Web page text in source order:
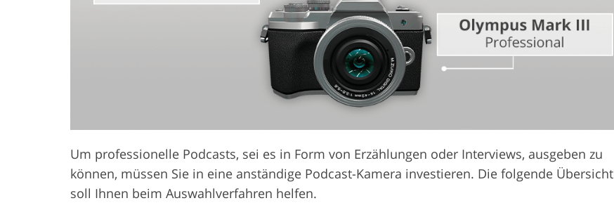
Um professionelle Podcasts, sei es in Form von Erzählungen oder Interviews, ausgeben zu
können, müssen Sie in eine anständige Podcast-Kamera investieren. Die folgende Übersicht
soll Ihnen beim Auswahlverfahren helfen.